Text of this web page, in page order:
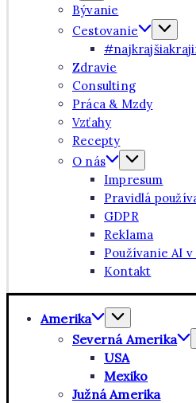
Bývanie
Cestovanie
Zdravie
Consulting
Práca & Mzdy
Vzťahy
Recepty
O nás
Impresum
Pravidlá
GDPR
Reklama
Používanie AI
Kontakt
Amerika
Severná Amerika
USA
Mexiko
Južná Amerika